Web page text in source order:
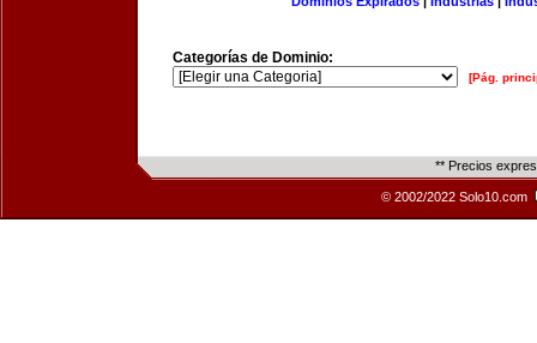
Categorías de Dominio:
[Pág.
** Precios
© 2002/2022 Solo10.com